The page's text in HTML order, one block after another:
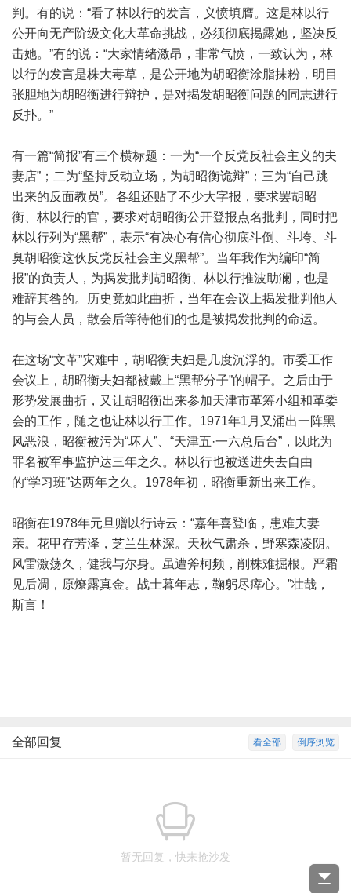
判。有的说：“看了林以行的发言，义愤填膺。这是林以行
公开向无产阶级文化大革命挑战，必须彻底揭露她，坚决反
击她。”有的说：“大家情绪激昂，非常气愤，一致认为，林
以行的发言是株大毒草，是公开地为胡昭衡涂脂抹粉，明目
张胆地为胡昭衡进行辩护，是对揭发胡昭衡问题的同志进行
反扑。”
有一篇“简报”有三个横标题：一为“一个反党反社会主义的夫
妻店”；二为“坚持反动立场，为胡昭衡诡辩”；三为“自己跳
出来的反面教员”。各组还贴了不少大字报，要求罢胡昭
衡、林以行的官，要求对胡昭衡公开登报点名批判，同时把
林以行列为“黑帮”，表示“有决心有信心彻底斗倒、斗垮、斗
臭胡昭衡这伙反党反社会主义黑帮”。当年我作为编印“简
报”的负责人，为揭发批判胡昭衡、林以行推波助澜，也是
难辞其咎的。历史竟如此曲折，当年在会议上揭发批判他人
的与会人员，散会后等待他们的也是被揭发批判的命运。
在这场“文革”灾难中，胡昭衡夫妇是几度沉浮的。市委工作
会议上，胡昭衡夫妇都被戴上“黑帮分子”的帽子。之后由于
形势发展曲折，又让胡昭衡出来参加天津市革筹小组和革委
会的工作，随之也让林以行工作。1971年1月又涌出一阵黑
风恶浪，昭衡被污为“坏人”、“天津五·一六总后台”，以此为
罪名被军事监护达三年之久。林以行也被送进失去自由
的“学习班”达两年之久。1978年初，昭衡重新出来工作。
昭衡在1978年元旦赠以行诗云：“嘉年喜登临，患难夫妻
亲。花甲存芳泽，芝兰生林深。天秋气肃杀，野寒森凌阴。
风雷激荡久，健我与尔身。虽遭斧柯频，削株难掘根。严霜
见后凋，原燎露真金。战士暮年志，鞠躬尽瘁心。”壮哉，
斯言！
倒序浏览
看全部
全部回复
暂无回复，快来抢沙发